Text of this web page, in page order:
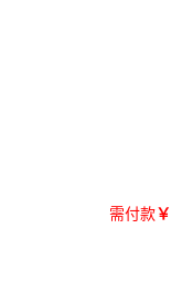
需付款￥